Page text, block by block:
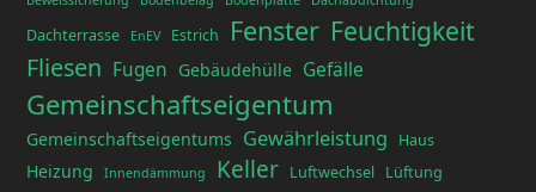
Dachterrasse EnEV Estrich Fenster Feuchtigkeit
Fliesen Fugen Gebäudehülle Gefälle
Gemeinschaftseigentum
Gemeinschaftseigentums Gewährleistung Haus
Heizung Innendämmung Keller Luftwechsel Lüftung